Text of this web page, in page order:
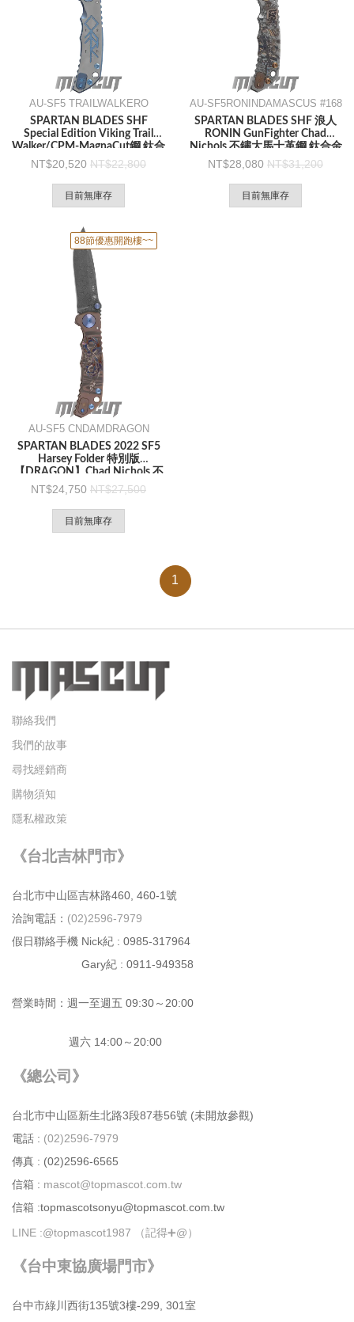
AU-SF5 TRAILWALKERO
SPARTAN BLADES SHF
Special Edition Viking Trail
Walker/CPM-MagnaCut鋼 鈦合
金手柄-折刀
20,520 22,800
目前無庫存
AU-SF5RONINDAMASCUS #168
SPARTAN BLADES SHF 浪人
RONIN GunFighter Chad
Nichols 不鏽大馬士革鋼 鈦合金
柄-折刀
28,080 31,200
目前無庫存
88節優惠開跑樓~~
AU-SF5 CNDAMDRAGON
SPARTAN BLADES 2022 SF5
Harsey Folder 特別版
【DRAGON】Chad Nichols 不
銹大馬士革鋼 -折刀
24,750 27,500
目前無庫存
1
聯絡我們
我們的故事
尋找經銷商
購物須知
隱私權政策
《台北吉林門市》
台北市中⼭區吉林路460, 460-1號
洽詢電話： (02)2596-7979
假日聯絡手機 Nick紀 : 0985-317964
Gary紀 : 0911-949358
營業時間：週⼀⾄週五 09:30～20:00
週六 14:00～20:00
《總公司》
台北市中⼭區新⽣北路3段87巷56號 (未開放參觀)
電話 : (02)2596-7979
傳真 : (02)2596-6565
信箱 : mascot@topmascot.com.tw
信箱 :topmascotsonyu@topmascot.com.tw
LINE :@topmascot1987 （記得➕@）
《台中東協廣場門市》
台中市綠川⻄街135號3樓-299, 301室